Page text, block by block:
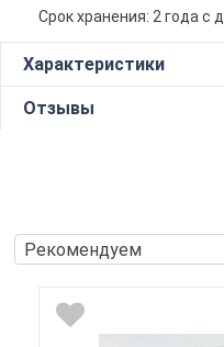
Срок хранения: 2 года c
Характеристики
Отзывы
Рекомендуем